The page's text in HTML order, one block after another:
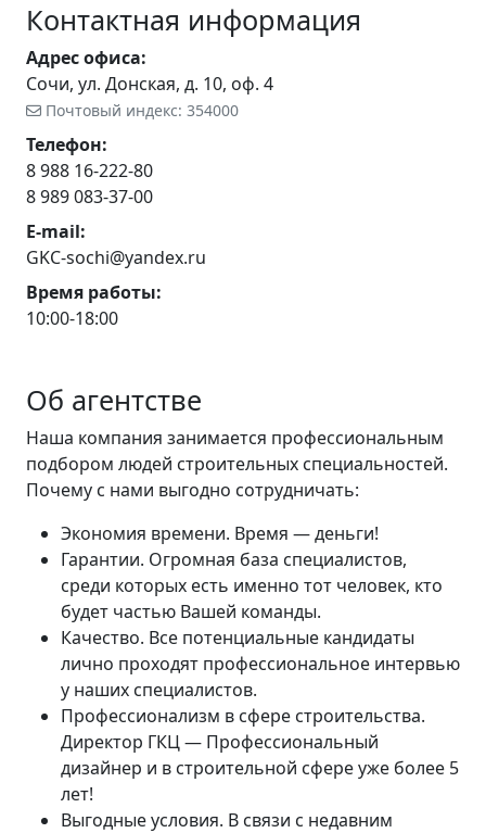
Контактная информация
Адрес офиса:
Сочи, ул. Донская, д. 10, оф. 4
Почтовый индекс: 354000
Телефон:
8 988 16-222-80
8 989 083-37-00
E-mail:
GKC-sochi@yandex.ru
Время работы:
10:00-18:00
Об агентстве
Наша компания занимается профессиональным
подбором людей строительных специальностей.
Почему с нами выгодно сотрудничать:
Экономия времени. Время — деньги!
Гарантии. Огромная база специалистов,
среди которых есть именно тот человек, кто
будет частью Вашей команды.
Качество. Все потенциальные кандидаты
лично проходят профессиональное интервью
у наших специалистов.
Профессионализм в сфере строительства.
Директор ГКЦ — Профессиональный
дизайнер и в строительной сфере уже более 5
лет!
Выгодные условия. В связи с недавним